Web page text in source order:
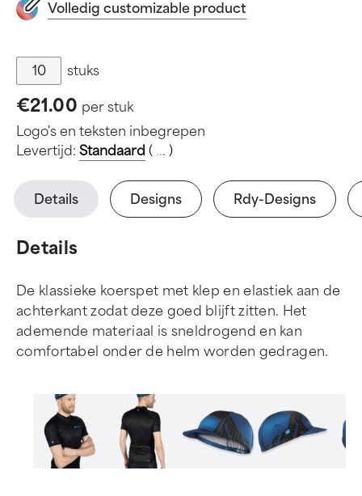
Volledig customizable product
stuks
€21.00 per stuk
Logo's en teksten inbegrepen
Levertijd: Standaard ( ... )
Details Designs Rdy-Designs
Details
De klassieke koerspet met klep en elastiek aan de
achterkant zodat deze goed blijft zitten. Het
ademende materiaal is sneldrogend en kan
comfortabel onder de helm worden gedragen.